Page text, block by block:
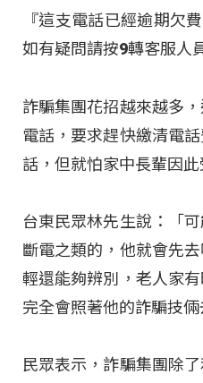
『這支電話已經逾期欠
如有疑問請按9轉客服人
詐騙集團花招越來越多
電話，要求趕快繳清電
話，但就怕家中長輩因此
台東民眾林先生說：「
斷電之類的，他就會先
輕還能夠辨別，老人家
完全會照著他的詐騙技倆
民眾表示，詐騙集團除